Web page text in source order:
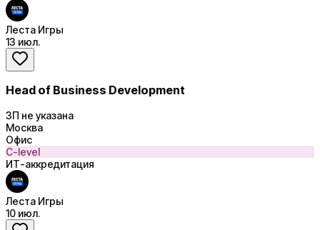
Леста Игры
13 июл.
Head of Business Development
ЗП не указана
Москва
Офис
C-level
ИТ-аккредитация
Леста Игры
10 июл.